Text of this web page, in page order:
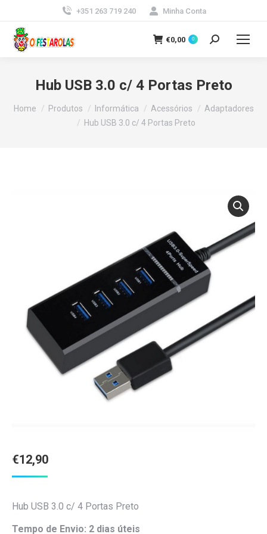
+351 263 719 240 Minha Conta
€0,00 0 Search:
Hub USB 3.0 c/ 4 Portas Preto
You are here:
Home Produtos Informática Acessórios
Adaptadores
Hub USB 3.0 c/ 4 Portas Preto
€12,90
Hub USB 3.0 c/ 4 Portas Preto
Tempo de Envio: 2 dias úteis